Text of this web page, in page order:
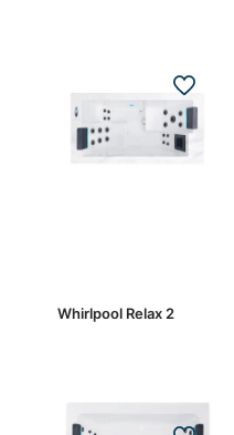
Whirlpool Relax 2